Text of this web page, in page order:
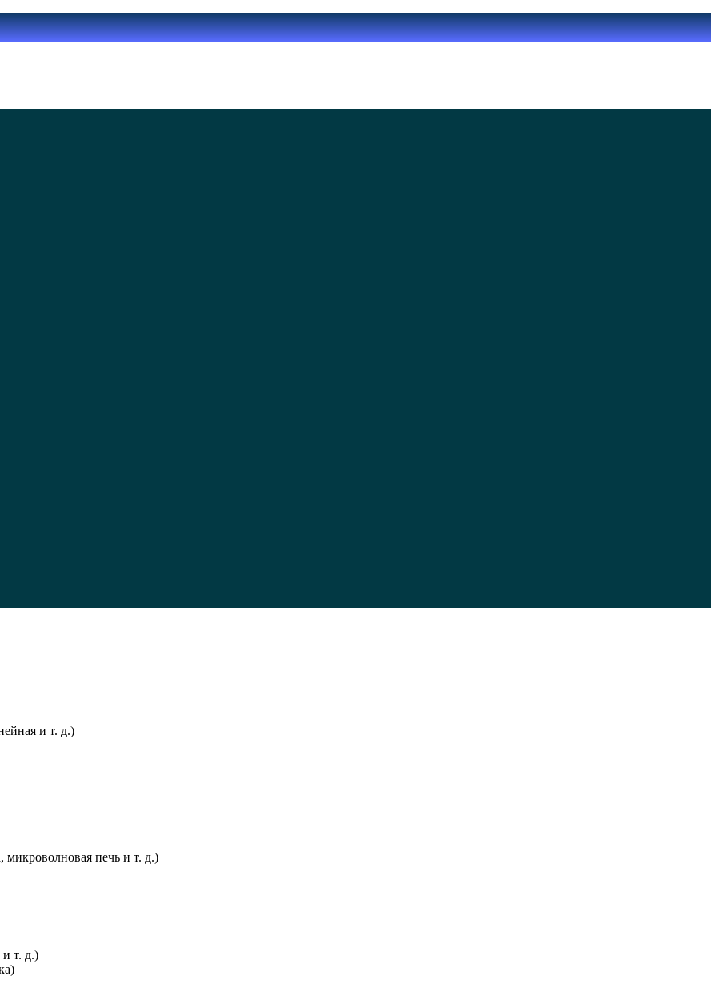
и т. д.)
печь и т. д.)
т. д.)